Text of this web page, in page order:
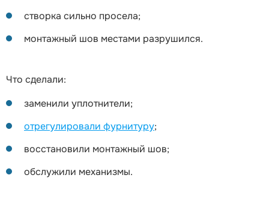
створка сильно просела;
монтажный шов местами разрушился.
Что сделали:
заменили уплотнители;
отрегулировали фурнитуру;
восстановили монтажный шов;
обслужили механизмы.